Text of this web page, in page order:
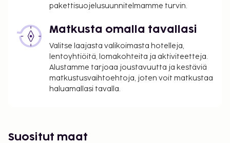
suoritettavat maksut. Maksuihin saattaa sisältyä
100 USD:n suuruinen vahinkotakuumaksu
veloitetaan ennen sisäänkirjautumista.
Tässä on mainittu kaikki majoituspaikan meille
ilmoittamat maksut.
lisämaksusta (saatavuuden mukaan)
pakettisuojelusuunnitelmamme turvin.
Matkusta omalla tavallasi
Valitse laajasta valikoimasta hotelleja,
lentoyhtiöitä, lomakohteita ja aktiviteetteja.
Alustamme tarjoaa joustavuutta ja kestäviä
matkustusvaihtoehtoja, joten voit matkustaa
haluamallasi tavalla.
Suositut maat